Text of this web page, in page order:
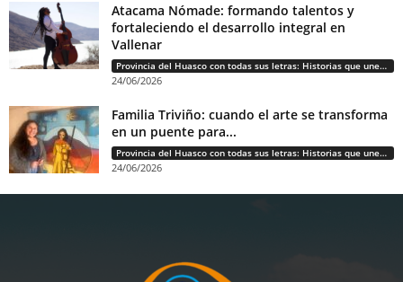
Atacama Nómade: formando talentos y
fortaleciendo el desarrollo integral en
Vallenar
Provincia del Huasco con todas sus letras: Historias que unen cultura, diversidad e identidad
24/06/2026
Familia Triviño: cuando el arte se transforma
en un puente para...
Provincia del Huasco con todas sus letras: Historias que unen cultura, diversidad e identidad
24/06/2026